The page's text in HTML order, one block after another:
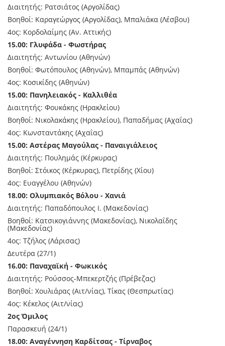
Διαιτητής: Ρατσιάτος (Αργολίδας)
Βοηθοί: Καραγεώργος (Αργολίδας), Μπαλιάκα (Λέσβου)
4ος: Κορδολαίμης (Αν. Αττικής)
15.00: Γλυφάδα - Φωστήρας
Διαιτητής: Αντωνίου (Αθηνών)
Βοηθοί: Φωτόπουλος (Αθηνών), Μπαμπάς (Αθηνών)
4ος: Κοσικίδης (Αθηνών)
15.00: Πανηλειακός - Καλλιθέα
Διαιτητής: Φουκάκης (Ηρακλείου)
Βοηθοί: Νικολακάκης (Ηρακλείου), Παπαδήμας (Αχαΐας)
4ος: Κωνσταντάκης (Αχαΐας)
15.00: Αστέρας Μαγούλας - Παναιγιάλειος
Διαιτητής: Πουλημάς (Κέρκυρας)
Βοηθοί: Στόικος (Κέρκυρας), Πετρίδης (Χίου)
4ος: Ευαγγέλου (Αθηνών)
18.00: Ολυμπιακός Βόλου - Χανιά
Διαιτητής: Παπαδόπουλος Ι. (Μακεδονίας)
Βοηθοί: Κατσικογιάννης (Μακεδονίας), Νικολαΐδης
(Μακεδονίας)
4ος: Τζήλος (Λάρισας)
Δευτέρα (27/1)
16.00: Παναχαϊκή - Φωκικός
Διαιτητής: Ρούσσος-Μπεκερτζής (Πρέβεζας)
Βοηθοί: Χουλιάρας (Αιτ/νίας), Τίκας (Θεσπρωτίας)
4ος: Κέκελος (Αιτ/νίας)
2ος Όμιλος
Παρασκευή (24/1)
18.00: Αναγέννηση Καρδίτσας - Τίρναβος